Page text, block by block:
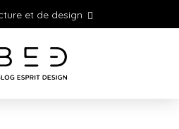
et de design